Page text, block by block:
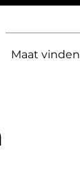
Maat vinden